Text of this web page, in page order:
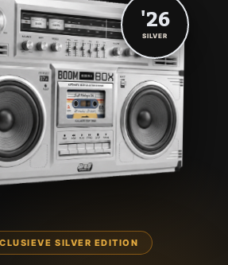
SILVER EDITION
'26
SILVER